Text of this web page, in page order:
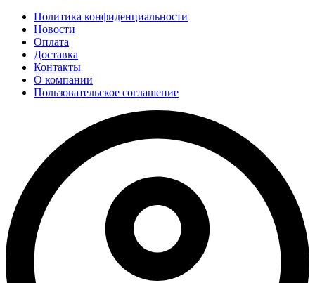
Политика конфиденциальности
Новости
Оплата
Доставка
Контакты
О компании
Пользовательское соглашение